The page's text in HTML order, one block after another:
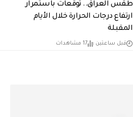
طقس العراق.. توقعات باستمرار
ارتفاع درجات الحرارة خلال الأيام
المقبلة
قبل ساعتين 17 مشاهدات